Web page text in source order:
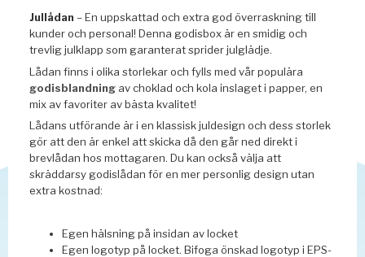
till
339kr
Jullådan – En uppskattad och extra god överraskning till
kunder och personal! Denna godisbox är en smidig och
trevlig julklapp som garanterat sprider julglädje.
Lådan finns i olika storlekar och fylls med vår populära
godisblandning av choklad och kola inslaget i papper, en
mix av favoriter av bästa kvalitet!
Lådans utförande är i en klassisk juldesign och dess storlek
gör att den är enkel att skicka då den går ned direkt i
brevlådan hos mottagaren. Du kan också välja att
skräddarsy godislådan för en mer personlig design utan
extra kostnad:
Egen hälsning på insidan av locket
Egen logotyp på locket. Bifoga önskad logotyp i EPS-